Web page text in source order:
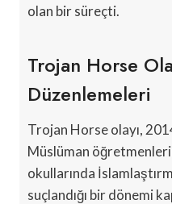
olan bir süreçti.
Trojan Horse
Düzenlemeleri
Trojan Horse olayı,
Müslüman
okullarında
suçlandığı bir dönemi